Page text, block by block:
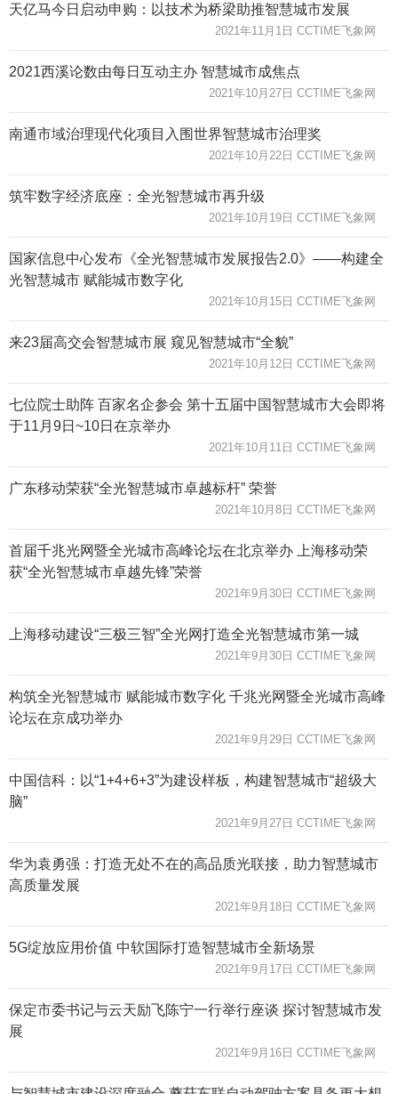
天亿马今日启动申购：以技术为桥梁助推智慧城市发展
2021年11月1日 CCTIME飞象网
2021西溪论数由每日互动主办 智慧城市成焦点
2021年10月27日 CCTIME飞象网
南通市域治理现代化项目入围世界智慧城市治理奖
2021年10月22日 CCTIME飞象网
筑牢数字经济底座：全光智慧城市再升级
2021年10月19日 CCTIME飞象网
国家信息中心发布《全光智慧城市发展报告2.0》——构建全
光智慧城市 赋能城市数字化
2021年10月15日 CCTIME飞象网
来23届高交会智慧城市展 窥见智慧城市“全貌”
2021年10月12日 CCTIME飞象网
七位院士助阵 百家名企参会 第十五届中国智慧城市大会即将
于11月9日~10日在京举办
2021年10月11日 CCTIME飞象网
广东移动荣获“全光智慧城市卓越标杆” 荣誉
2021年10月8日 CCTIME飞象网
首届千兆光网暨全光城市高峰论坛在北京举办 上海移动荣
获“全光智慧城市卓越先锋”荣誉
2021年9月30日 CCTIME飞象网
上海移动建设“三极三智”全光网打造全光智慧城市第一城
2021年9月30日 CCTIME飞象网
构筑全光智慧城市 赋能城市数字化 千兆光网暨全光城市高峰
论坛在京成功举办
2021年9月29日 CCTIME飞象网
中国信科：以“1+4+6+3”为建设样板，构建智慧城市“超级大
脑”
2021年9月27日 CCTIME飞象网
华为袁勇强：打造无处不在的高品质光联接，助力智慧城市
高质量发展
2021年9月18日 CCTIME飞象网
5G绽放应用价值 中软国际打造智慧城市全新场景
2021年9月17日 CCTIME飞象网
保定市委书记与云天励飞陈宁一行举行座谈 探讨智慧城市发
展
2021年9月16日 CCTIME飞象网